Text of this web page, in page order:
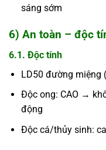
sáng sớm
6) An toàn – độc
6.1. Độc tính
LD50 đường miệng
Độc ong: CAO →
động
Độc cá/thủy sinh: